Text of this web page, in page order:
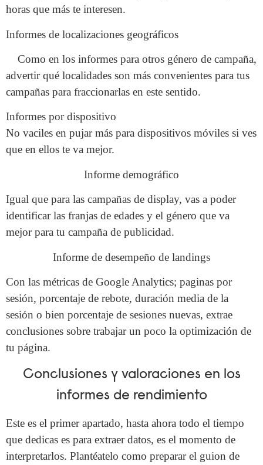
horas que más te interesen.
Informes de localizaciones geográficos
Como en los informes para otros género de campaña,
advertir qué localidades son más convenientes para tus
campañas para fraccionarlas en este sentido.
Informes por dispositivo
No vaciles en pujar más para dispositivos móviles si ves
que en ellos te va mejor.
Informe demográfico
Igual que para las campañas de display, vas a poder
identificar las franjas de edades y el género que va
mejor para tu campaña de publicidad.
Informe de desempeño de landings
Con las métricas de Google Analytics; paginas por
sesión, porcentaje de rebote, duración media de la
sesión o bien porcentaje de sesiones nuevas, extrae
conclusiones sobre trabajar un poco la optimización de
tu página.
Conclusiones y valoraciones en los
informes de rendimiento
Este es el primer apartado, hasta ahora todo el tiempo
que dedicas es para extraer datos, es el momento de
interpretarlos. Plantéatelo como preparar el guion de